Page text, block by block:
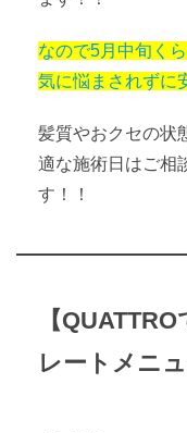
なので5月中旬く
気に悩まされずに
髪質やおクセの状
適な施術日はご相
す！！
【
レートメニュ